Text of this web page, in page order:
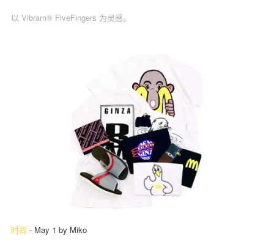
以 Vibram® FiveFingers 为灵感。
时尚 - May 1 by Miko